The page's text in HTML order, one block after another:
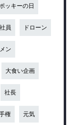
ポッキーの日
員 ドローン
ン
大食い企画
社長
権 元気